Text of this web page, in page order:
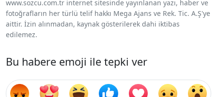
www.sozcu.com.tr internet sitesinde yayınlanan yazı, haber ve
fotoğrafların her türlü telif hakkı Mega Ajans ve Rek. Tic. A.Ş'ye
aittir. İzin alınmadan, kaynak gösterilerek dahi iktibas
edilemez.
Bu habere emoji ile tepki ver